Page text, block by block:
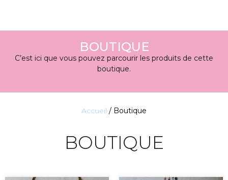
BOUTIQUE
C’est ici que vous pouvez parcourir les produits de cette
boutique.
Accueil / Boutique
BOUTIQUE